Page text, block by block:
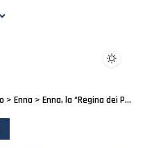
> Enna > Enna, la “Regina dei Pareggi”: 1-1 con il Sant’Agata